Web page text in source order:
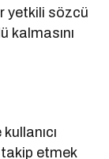
yetkili sözcü
kalmasını
takip etmek